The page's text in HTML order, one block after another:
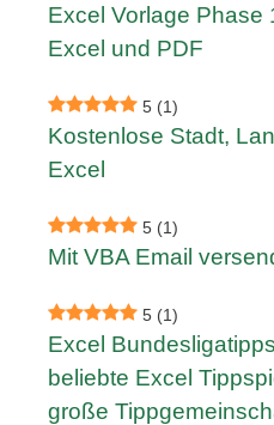
Excel Vorlage Phase
Excel und PDF
5 (1)
Kostenlose Stadt,
Excel
5 (1)
Mit VBA Email
5 (1)
Excel
beliebte Excel
große